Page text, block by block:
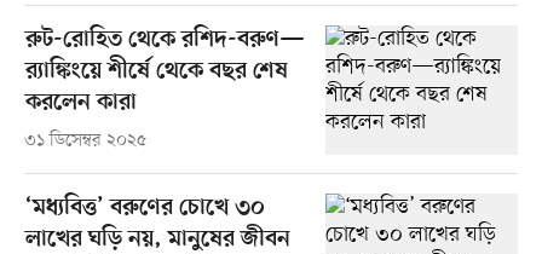
রুট-রোহিত থেকে রশিদ-বরুণ—
র‌্যাঙ্কিংয়ে শীর্ষে থেকে বছর শেষ
করলেন কারা
৩১ ডিসেম্বর ২০২৫
‘মধ্যবিত্ত’ বরুণের চোখে ৩০
লাখের ঘড়ি নয়, মানুষের জীবন